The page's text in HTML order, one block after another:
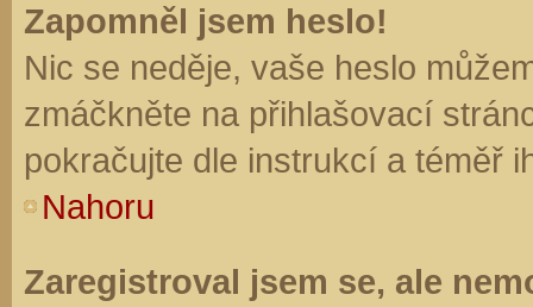
Zapomněl jsem heslo!
Nic se neděje, vaše heslo
zmáčkněte na přihlašovací
pokračujte dle instrukcí a téměř
Nahoru
Zaregistroval jsem se, ale